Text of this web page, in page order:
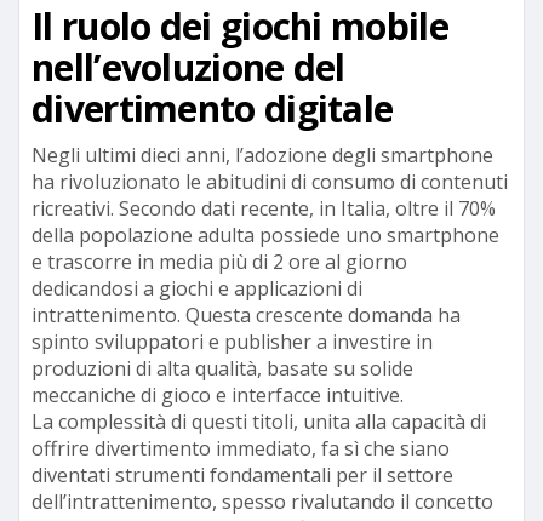
Il ruolo dei giochi mobile
nell’evoluzione del
divertimento digitale
Negli ultimi dieci anni, l’adozione degli smartphone
ha rivoluzionato le abitudini di consumo di contenuti
ricreativi. Secondo dati recente, in Italia, oltre il 70%
della popolazione adulta possiede uno smartphone
e trascorre in media più di 2 ore al giorno
dedicandosi a giochi e applicazioni di
intrattenimento. Questa crescente domanda ha
spinto sviluppatori e publisher a investire in
produzioni di alta qualità, basate su solide
meccaniche di gioco e interfacce intuitive.
La complessità di questi titoli, unita alla capacità di
offrire divertimento immediato, fa sì che siano
diventati strumenti fondamentali per il settore
dell’intrattenimento, spesso rivalutando il concetto